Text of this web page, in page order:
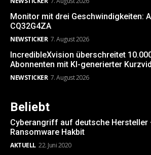
Monitor mit drei Geschwindigkeiten:
CQ32G4ZA
NEWSTICKER 7. August 2026
IncredibleXvision überschreitet
Abonnenten mit KI-generierter
NEWSTICKER 7. August 2026
Beliebt
Cyberangriff auf deutsche Hersteller
Ransomware Hakbit
AKTUELL 22. Juni 2020